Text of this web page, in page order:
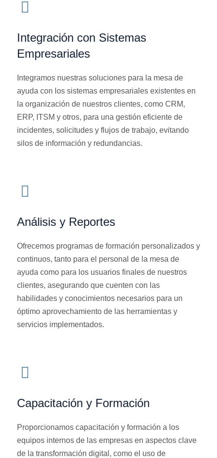
Integración con Sistemas
Empresariales
Integramos nuestras soluciones para la mesa de
ayuda con los sistemas empresariales existentes en
la organización de nuestros clientes, como CRM,
ERP, ITSM y otros, para una gestión eficiente de
incidentes, solicitudes y flujos de trabajo, evitando
silos de información y redundancias.
Análisis y Reportes
Ofrecemos programas de formación personalizados y
continuos, tanto para el personal de la mesa de
ayuda como para los usuarios finales de nuestros
clientes, asegurando que cuenten con las
habilidades y conocimientos necesarios para un
óptimo aprovechamiento de las herramientas y
servicios implementados.
Capacitación y Formación
Proporcionamos capacitación y formación a los
equipos internos de las empresas en aspectos clave
de la transformación digital, como el uso de